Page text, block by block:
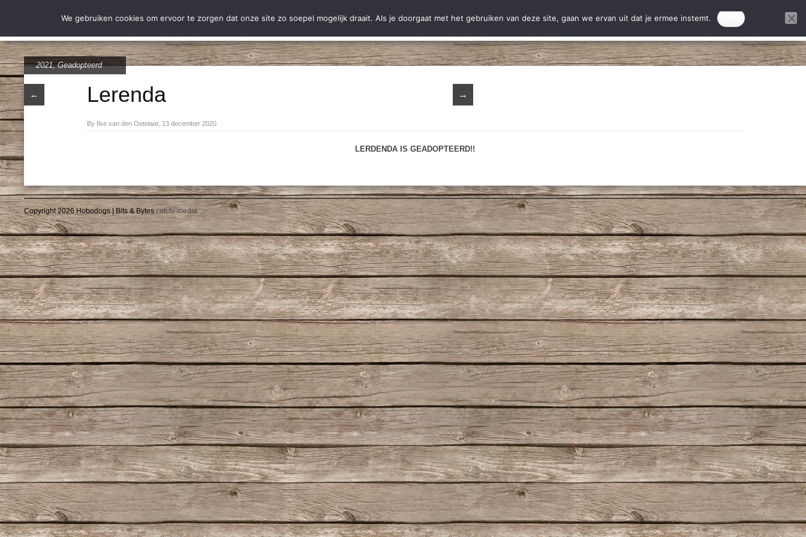
Wie zijn wij Over Stichting Hobodogs Ter adoptie Adoptie Nieuws Informatie Contact Donatie projecten DONEREN
← →
2021,Geadopteerd
Lerenda
By Ilse van den Oetelaar, 13 december 2020
LERDENDA IS GEADOPTEERD!!
Copyright 2026 Hobodogs | Bits & Bytescatchi media
We gebruiken cookies om ervoor te zorgen dat onze site zo soepel mogelijk draait. Als je doorgaat met het gebruiken van deze site, gaan we ervan uit dat je ermee instemt.